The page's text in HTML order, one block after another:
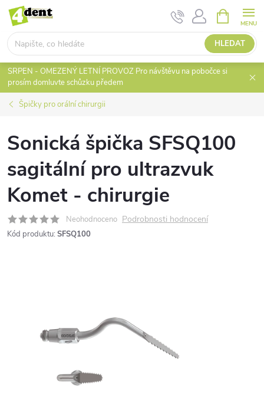
Přejít
obsah
HLEDAT
NÁKUPNÍ
KOŠÍK
SRPEN - OMEZENÝ LETNÍ PROVOZ Pro návštěvu na pobočce si
prosím domluvte schůzku předem
Špičky pro orální chirurgii
Sonická špička SFSQ100
sagitální pro ultrazvuk
Komet - chirurgie
Neohodnoceno Podrobnosti hodnocení
Kód produktu: SFSQ100